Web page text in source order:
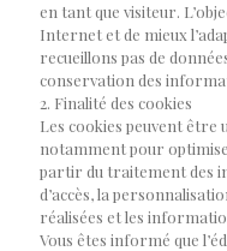
en tant que visiteur.
Internet et de mieux
recueillons pas de
conservation des
2. Finalité des cookies
Les cookies peuvent être
notamment pour
partir du traitement des
d’accès, la
réalisées et les
Vous êtes informé que